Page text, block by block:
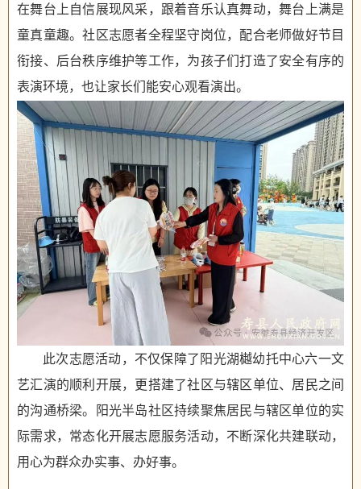
在舞台上自信展现风采，跟着音乐认真舞动，舞台上满是
童真童趣。社区志愿者全程坚守岗位，配合老师做好节目
衔接、后台秩序维护等工作，为孩子们打造了安全有序的
表演环境，也让家长们能安心观看演出。
此次志愿活动，不仅保障了阳光湖樾幼托中心六一文
艺汇演的顺利开展，更搭建了社区与辖区单位、居民之间
的沟通桥梁。阳光半岛社区持续聚焦居民与辖区单位的实
际需求，常态化开展志愿服务活动，不断深化共建联动，
用心为群众办实事、办好事。